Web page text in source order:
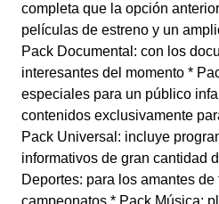
completa que la opción
películas de estreno y un
Pack Documental: con los
interesantes del momento *
especiales para un público
contenidos exclusivamente
Pack Universal: incluye
informativos de gran cantidad
Deportes: para los amantes
campeonatos * Pack Música: